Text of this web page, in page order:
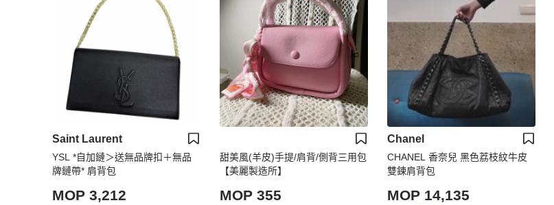
Saint Laurent
YSL *自加鏈＞送無品牌扣＋無品
牌鏈帶* 肩背包
MOP 3,212
甜美風(羊皮)手提/肩背/側背三用包
【美麗製造所】
MOP 355
Chanel
CHANEL 香奈兒 黑色荔枝紋牛皮
雙鍊肩背包
MOP 14,135